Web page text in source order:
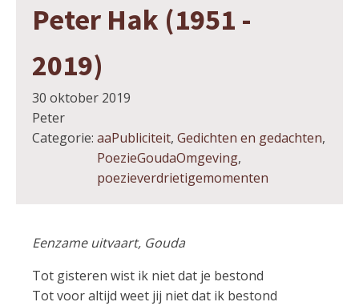
Peter Hak (1951 -
2019)
30 oktober 2019
Peter
Categorie: aaPubliciteit, Gedichten en gedachten,
PoezieGoudaOmgeving,
poezieverdrietigemomenten
Eenzame uitvaart, Gouda
Tot gisteren wist ik niet dat je bestond
Tot voor altijd weet jij niet dat ik bestond